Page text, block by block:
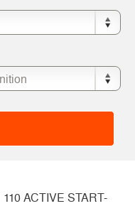
ACTIVE START-